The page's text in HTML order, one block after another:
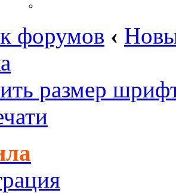
форумов ‹
размер